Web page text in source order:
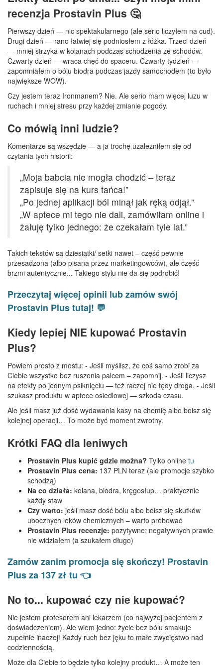
recenzja Prostavin Plus 🤔
Pierwszy dzień — nic spektakularnego (ale serio liczyłem na cud).
Drugi dzień — rano łatwiej się podniosłem z łóżka. Trzeci dzień
— mniej strzyka w kolanach podczas schodzenia ze schodów.
Czwarty dzień — wraca chęć do spaceru. Czwarty tydzień —
zapomniałem o bólu biodra podczas jazdy samochodem (to było
największe WOW).
Czy jestem teraz Ironmanem? Nie. Ale serio mam więcej luzu w
ruchach i mniej stresu przy każdej zmianie pogody.
Co mówią inni ludzie?
Komentarze są wszędzie — a ja trochę uzależniłem się od
czytania tych historii:
„Moja babcia nie mogła chodzić – teraz
zapisuje się na kurs tańca!”
„Po jednej aplikacji ból minął jak ręką odjął.”
„W aptece mi tego nie dali, zamówiłam online i
żałuję tylko jednego: że czekałam tyle lat.”
Takich tekstów są dziesiątki/ setki nawet – część pewnie
przesadzona (albo pisana przez marketingowców), ale część
brzmi autentycznie... Takiego stylu nie da się podrobić!
Przeczytaj więcej opinii lub zamów swój
Prostavin Plus tutaj! 💬
Kiedy lepiej NIE kupować Prostavin
Plus?
Powiem prosto z mostu: - Jeśli myślisz, że coś samo zrobi za
Ciebie wszystko bez ruszenia palcem – zapomnij. - Jeśli liczysz
na efekty po jednym psiknięciu — też raczej nie tędy droga. - Jeśli
szukasz produktu w aptece osiedlowej — szkoda czasu.
Ale jeśli masz już dość wydawania kasy na chemię albo boisz się
kolejnej operacji… To może być moment zwrotny.
Krótki FAQ dla leniwych
Prostavin Plus kupić gdzie można? Tylko online tu
Prostavin Plus cena: 137 PLN teraz (ale promocje szybko
schodzą)
Na co działa: kolana, biodra, kręgosłup… praktycznie
każdy staw
Czy warto: jeśli masz dość bólu albo boisz się skutków
ubocznych leków chemicznych – warto próbować
Prostavin Plus recenzje: pozytywne; negatywnych prawie
nie widziałem (a szukałem długo)
Zamów zanim promocja się skończy! Prostavin
Plus za 137 zł tu 👈
No to... kupować czy nie kupować?
Nie jestem profesorem ani lekarzem (co najwyżej pacjentem z
doświadczeniem). Ale wiem jedno: życie bez bólu smakuje
zupełnie inaczej! Każdy ruch bez jęku to małe zwycięstwo nad
codziennością.
Może dla Ciebie to będzie tylko kolejny produkt… A może ten